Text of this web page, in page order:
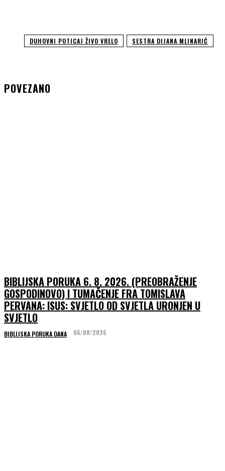
DUHOVNI POTICAJ ŽIVO VRELO SESTRA DIJANA MLINARIĆ
POVEZANO
BIBLIJSKA PORUKA 6. 8. 2026. (PREOBRAŽENJE
GOSPODINOVO) I TUMAČENJE FRA TOMISLAVA
PERVANA: ISUS: SVJETLO OD SVJETLA URONJEN U
SVJETLO
BIBLIJSKA PORUKA DANA 06/08/2026